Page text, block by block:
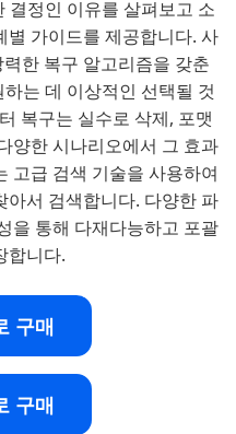
정인 이유를 살펴보고 소
별 가이드를 제공합니다. 사
한 복구 알고리즘을 갖춘
는 데 이상적인 선택될 것
복구는 실수로 삭제, 포맷
양한 시나리오에서 그 효과
고급 검색 기술을 사용하여
아서 검색합니다. 다양한 파
을 통해 다재다능하고 포괄
합니다.
구매
구매